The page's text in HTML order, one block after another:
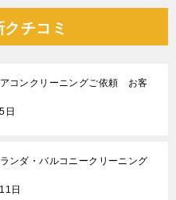
チコミ
アコンクリーニングご依頼 お客
日
ンダ・バルコニークリーニング
日